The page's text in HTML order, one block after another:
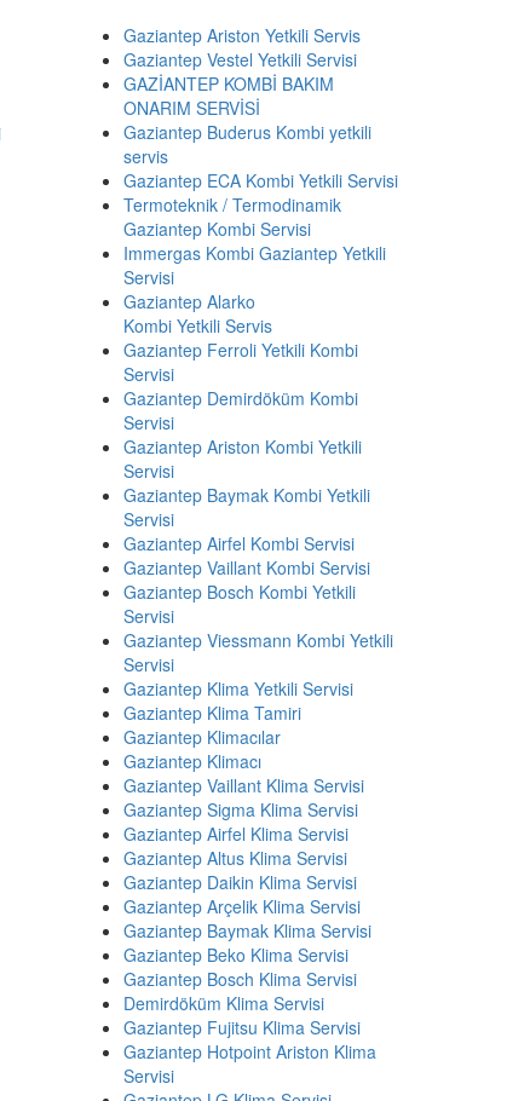
Gaziantep Ariston Yetkili Servis
Gaziantep Vestel Yetkili Servisi
GAZİANTEP KOMBİ BAKIM
ONARIM SERVİSİ
Gaziantep Buderus Kombi yetkili
servis
Gaziantep ECA Kombi Yetkili Servisi
Termoteknik / Termodinamik
Gaziantep Kombi Servisi
Immergas Kombi Gaziantep Yetkili
Servisi
Gaziantep Alarko
Kombi Yetkili Servis
Gaziantep Ferroli Yetkili Kombi
Servisi
Gaziantep Demirdöküm Kombi
Servisi
Gaziantep Ariston Kombi Yetkili
Servisi
Gaziantep Baymak Kombi Yetkili
Servisi
Gaziantep Airfel Kombi Servisi
Gaziantep Vaillant Kombi Servisi
Gaziantep Bosch Kombi Yetkili
Servisi
Gaziantep Viessmann Kombi Yetkili
Servisi
Gaziantep Klima Yetkili Servisi
Gaziantep Klima Tamiri
Gaziantep Klimacılar
Gaziantep Klimacı
Gaziantep Vaillant Klima Servisi
Gaziantep Sigma Klima Servisi
Gaziantep Airfel Klima Servisi
Gaziantep Altus Klima Servisi
Gaziantep Daikin Klima Servisi
Gaziantep Arçelik Klima Servisi
Gaziantep Baymak Klima Servisi
Gaziantep Beko Klima Servisi
Gaziantep Bosch Klima Servisi
Demirdöküm Klima Servisi
Gaziantep Fujitsu Klima Servisi
Gaziantep Hotpoint Ariston Klima
Servisi